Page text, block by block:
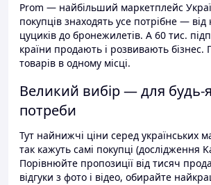
Prom — найбільший маркетплейс
покупців знаходять усе потрібне — від
цуциків до бронежилетів. А 60 тис.
країни продають і розвивають бізнес.
товарів в одному місці.
Великий вибір — для будь-
потреби
Тут найнижчі ціни серед українських
так кажуть самі покупці (дослідження
Порівнюйте пропозиції від тисяч
відгуки з фото і відео, обирайте